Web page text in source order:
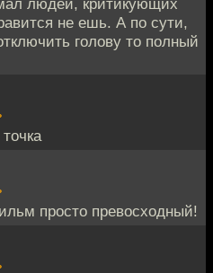
не ешь. А по сути,
голову то полный
просто превосходный!